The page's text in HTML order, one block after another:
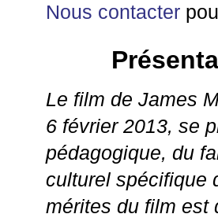
Nous contacter
Le film de James
6 février 2013, se
pédagogique, du
culturel spécifique
mérites du film est